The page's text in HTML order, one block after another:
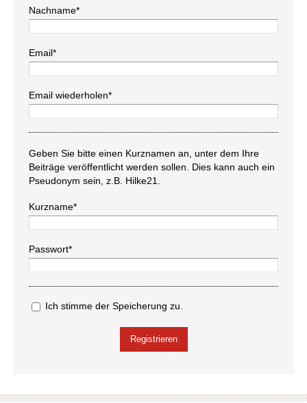
Nachname*
Email*
Email wiederholen*
Geben Sie bitte einen Kurznamen an, unter dem Ihre
Beiträge veröffentlicht werden sollen. Dies kann auch ein
Pseudonym sein, z.B. Hilke21.
Kurzname*
Passwort*
Ich stimme der Speicherung zu.